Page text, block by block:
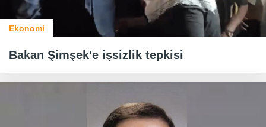
Ekonomi
Bakan Şimşek'e işsizlik tepkisi